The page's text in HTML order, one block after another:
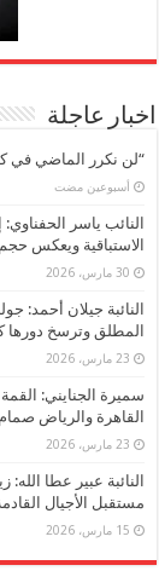
اخبار عاجلة
“لن نكرر الماضي في
‏أسبوعين مضت
النائب ياسر
الاستباقية ويعكس
30 مارس، 2026
النائبة جيلان أحمد:
المطلق وترسخ دورها
23 مارس، 2026
سميرة الجنايني:
القاهرة والرياض
23 مارس، 2026
النائبة عبير عطا
مستقبل الأجيال
15 مارس، 2026